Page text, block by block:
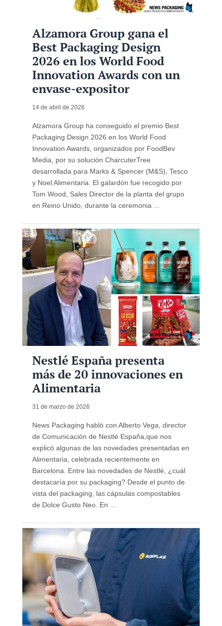
Alzamora Group gana el
Best Packaging Design
2026 en los World Food
Innovation Awards con un
envase-expositor
14 de abril de 2026
Alzamora Group ha conseguido el premio Best
Packaging Design 2026 en los World Food
Innovation Awards, organizados por FoodBev
Media, por su solución CharcuterTree
desarrollada para Marks & Spencer (M&S), Tesco
y Noel Alimentaria. El galardón fue recogido por
Tom Wood, Sales Director de la planta del grupo
en Reino Unido, durante la ceremonia ...
Nestlé España presenta
más de 20 innovaciones en
Alimentaria
31 de marzo de 2026
News Packaging habló con Alberto Vega, director
de Comunicación de Nestlé España,que nos
explicó algunas de las novedades presentadas en
Alimentaria, celebrada recientemente en
Barcelona. Entre las novedades de Nestlé, ¿cuál
destacaría por su packaging? Desde el punto de
vista del packaging, las cápsulas compostables
de Dolce Gusto Neo. En ...